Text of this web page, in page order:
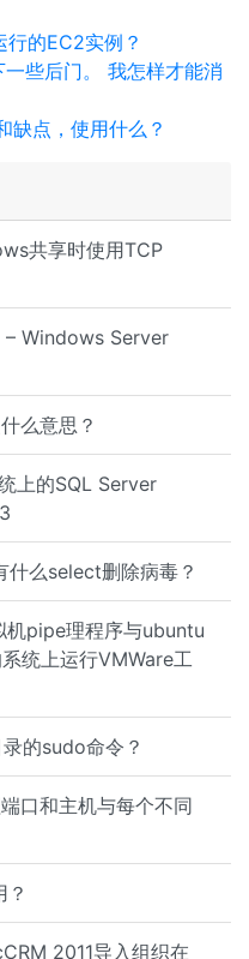
共享时使用TCP
– Windows Server
么意思？
上的SQL Server
什么select删除病毒？
机pipe理程序与ubuntu
统上运行VMWare工
的sudo命令？
口和主机与每个不同
2011导入组织在
的EC2实例？
些后门。 我怎样才能消
缺点，使用什么？